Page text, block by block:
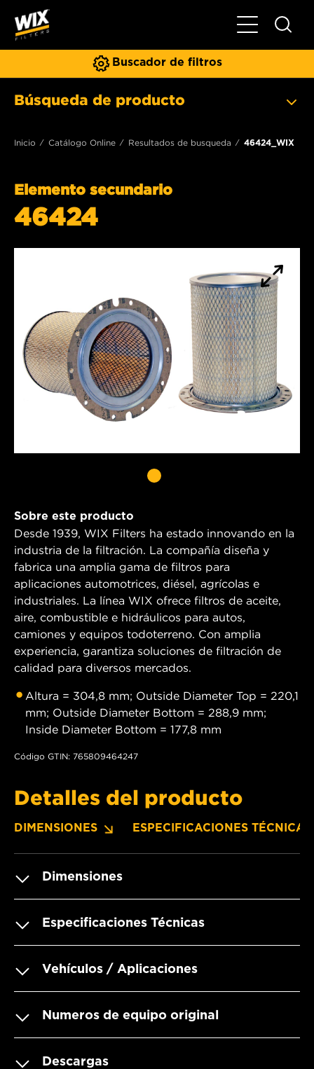
Toggle
Buscador de filtros
Búsqueda de producto
Inicio Catálogo Online Resultados de busqueda 46424_WIX
Elemento secundario
46424
Sobre este producto
Desde 1939, WIX Filters ha estado innovando en la
industria de la filtración. La compañía diseña y
fabrica una amplia gama de filtros para
aplicaciones automotrices, diésel, agrícolas e
industriales. La línea WIX ofrece filtros de aceite,
aire, combustible e hidráulicos para autos,
camiones y equipos todoterreno. Con amplia
experiencia, garantiza soluciones de filtración de
calidad para diversos mercados.
Altura = 304,8 mm; Outside Diameter Top = 220,1
mm; Outside Diameter Bottom = 288,9 mm;
Inside Diameter Bottom = 177,8 mm
Código GTIN: 765809464247
Detalles del producto
DIMENSIONES ESPECIFICACIONES TÉCNICAS
Dimensiones
Especificaciones Técnicas
Vehículos / Aplicaciones
Numeros de equipo original
Descargas